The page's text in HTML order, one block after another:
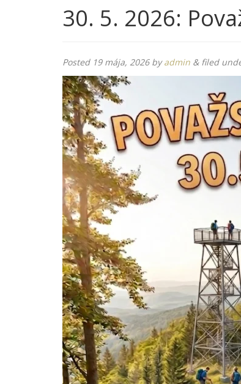
30. 5. 2026:
Posted 19 mája, 2026byadmin &filed